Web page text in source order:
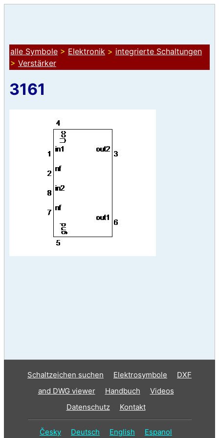
alle Symbole > Elektronik > integrierte Schaltungen
> Verstärker
3161
Schaltzeichen suchen Elektrosymbole
DXF
and DWG viewer
Handbuch
Videos
Datenschutz
Kontakt
Česky Deutsch English Espanol